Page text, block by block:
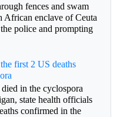
fences and swam
African enclave of Ceuta
police and prompting
first 2 US deaths
in the cyclospora
state health officials
confirmed in the